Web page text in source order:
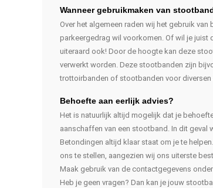
Wanneer gebruikmaken van
Over het algemeen raden wij het gebruik
parkeergedrag wil voorkomen. Of wil je juist
uiteraard ook! Door de hoogte kan deze
verwerkt worden. Deze stootbanden zijn
trottoirbanden of stootbanden voor
Behoefte aan eerlijk advies?
Het is natuurlijk altijd mogelijk dat je
aanschaffen van een stootband. In dit geval
Betondingen altijd klaar staat om je te
ons te stellen, aangezien wij ons uiterste
Maak gebruik van de contactgegevens
Heb je geen vragen? Dan kan je jouw